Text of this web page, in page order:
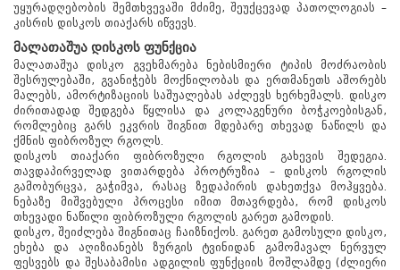
უყურადღებობის შემთხვევაში მძიმე, შეუქცევად პათოლოგიას –
კისრის დისკოს თიაქარს იწვევს.
მალათაშუა დისკოს ფუნქცია
მალათაშუა დისკო გვეხმარება ნებისმიერი ტიპის მოძრაობის
შესრულებაში, გვანიჭებს მოქნილობას და ერთმანეთს აშორებს
მალებს, ამორტიზაციის საშუალებას აძლევს ხერხემალს. დისკო
ძირითადად შედგება წყლისა და კოლაგენური ბოჭკოებისგან,
რომლებიც გარს ეკვრის შიგნით მდებარე თხევად ნაწილს და
ქმნის ფიბროზულ რგოლს.
დისკოს თიაქარი ფიბროზული რგოლის გახევის შედეგია.
თავდაპირველად ვითარდება პროტრუზია – დისკოს რგოლის
გამობურცვა, გაჭიმვა, რასაც ზედაპირის დახეთქვა მოჰყვება.
ნებაზე მიშვებული პროცესი იმით მთავრდება, რომ დისკოს
თხევადი ნაწილი ფიბროზული რგოლის გარეთ გამოდის.
დისკო, შეიძლება შიგნითაც ჩაიზნიქოს. გარეთ გამოსული დისკო,
ეხება და აღიზიანებს ზურგის ტვინიდან გამომავალ ნერვულ
ფესვებს და შესაბამისი ადგილის ფუნქციის მოშლამდე (ძლიერი